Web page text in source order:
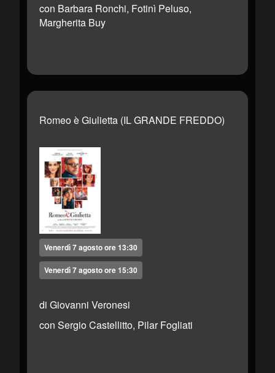
con Barbara Ronchi, Fotinì Peluso,
Margherita Buy
Romeo è Giulietta (IL GRANDE FREDDO)
Venerdì 7 agosto ore 13:30
Venerdì 7 agosto ore 15:30
di Giovanni Veronesi
con Sergio Castellitto, Pilar Fogliati